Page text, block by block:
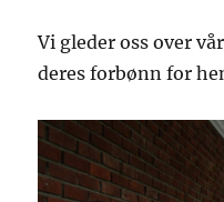
Vi gleder oss over
deres forbønn for